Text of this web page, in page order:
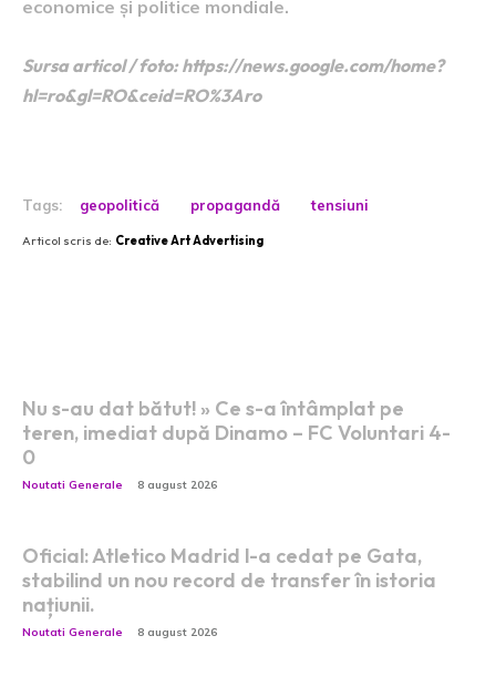
economice și politice mondiale.
Sursa articol / foto: https://news.google.com/home?
hl=ro&gl=RO&ceid=RO%3Aro
Tags: geopolitică propagandă tensiuni
Articol scris de: Creative Art Advertising
Nu s-au dat bătut! » Ce s-a întâmplat pe
teren, imediat după Dinamo – FC Voluntari 4-
0
Noutati Generale 8 august 2026
Oficial: Atletico Madrid l-a cedat pe Gata,
stabilind un nou record de transfer în istoria
națiunii.
Noutati Generale 8 august 2026